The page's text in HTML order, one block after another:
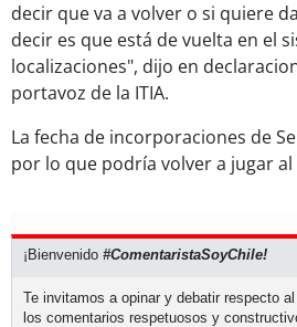
decir que va a volver o si quiere
decir es que está de vuelta en el
localizaciones", dijo en
portavoz de la ITIA.
La fecha de incorporaciones de
por lo que podría volver a jugar
¡Bienvenido #ComentaristaSoyChile!
Te invitamos a opinar y debatir respecto
los comentarios respetuosos y